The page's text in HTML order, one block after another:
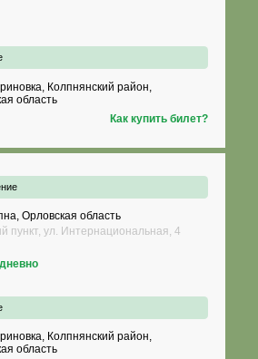
Колпнянский район,
область
Как купить билет?
Орловская область
пункт, ул. Интернациональная, 4
Колпнянский район,
область